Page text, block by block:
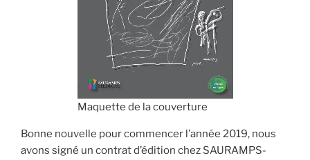
Maquette de la couverture
Bonne nouvelle pour commencer l’année 2019, nous
avons signé un contrat d’édition chez SAURAMPS-